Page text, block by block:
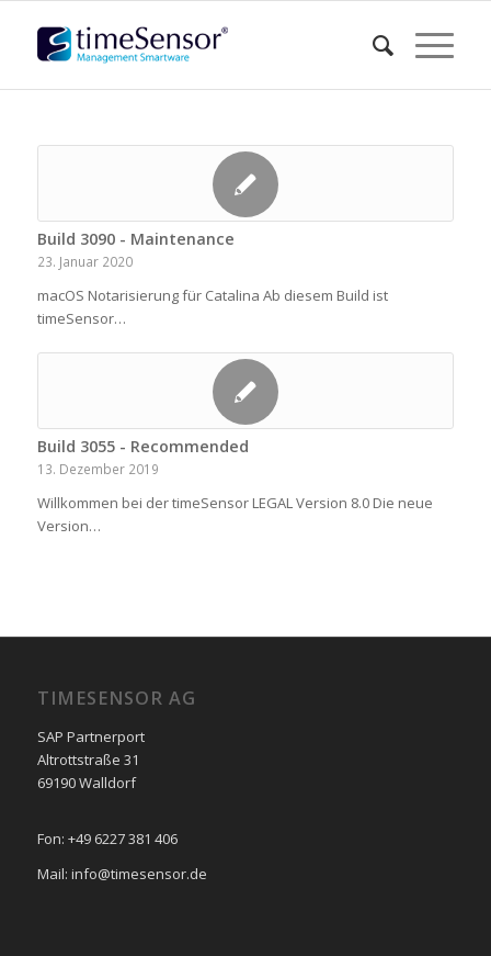
Build 3090 - Maintenance
23. Januar 2020
macOS Notarisierung für Catalina Ab diesem Build ist
timeSensor…
Build 3055 - Recommended
13. Dezember 2019
Willkommen bei der timeSensor LEGAL Version 8.0 Die neue
Version…
TIMESENSOR AG
SAP Partnerport
Altrottstraße 31
69190 Walldorf
Fon: +49 6227 381 406
Mail: info@timesensor.de